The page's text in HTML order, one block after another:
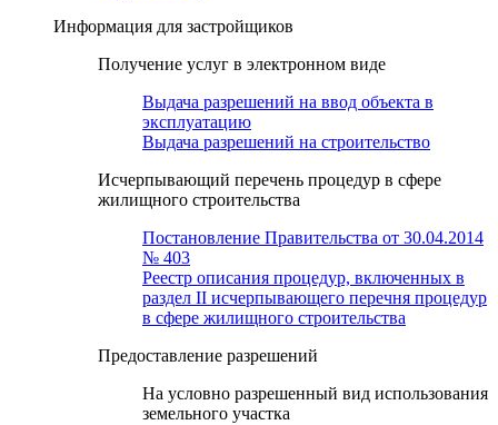
Информация для застройщиков
Получение услуг в электронном виде
Выдача разрешений на ввод объекта в
эксплуатацию
Выдача разрешений на строительство
Исчерпывающий перечень процедур в сфере
жилищного строительства
Постановление Правительства от 30.04.2014
№ 403
Реестр описания процедур, включенных в
раздел II исчерпывающего перечня процедур
в сфере жилищного строительства
Предоставление разрешений
На условно разрешенный вид использования
земельного участка